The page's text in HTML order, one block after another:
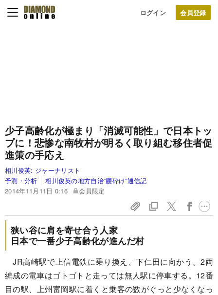
ログイン
少子高齢化が極まり「消滅可能性」で日本トッ
プに！ 悲惨な南牧村が明るく取り組む移住者促
進策の手応え
相川俊英: ジャーナリスト
予測・分析
相川俊英の地方自治“腰砕け”通信記
2014年11月11日 0:16
会員限定
狭い谷に肩を寄せ合う人家
日本で一番少子高齢化が進んだ村
JR高崎駅で上信電鉄に乗り換え、下仁田に向かう。2両
編成の電車はゴトゴトと走っては無人駅に停車する。12番
目の駅、上州富岡駅に着くと乗客の数がぐっと少なくなっ